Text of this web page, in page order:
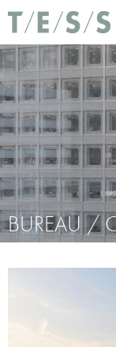
Aller au contenu principal
BUREAU /